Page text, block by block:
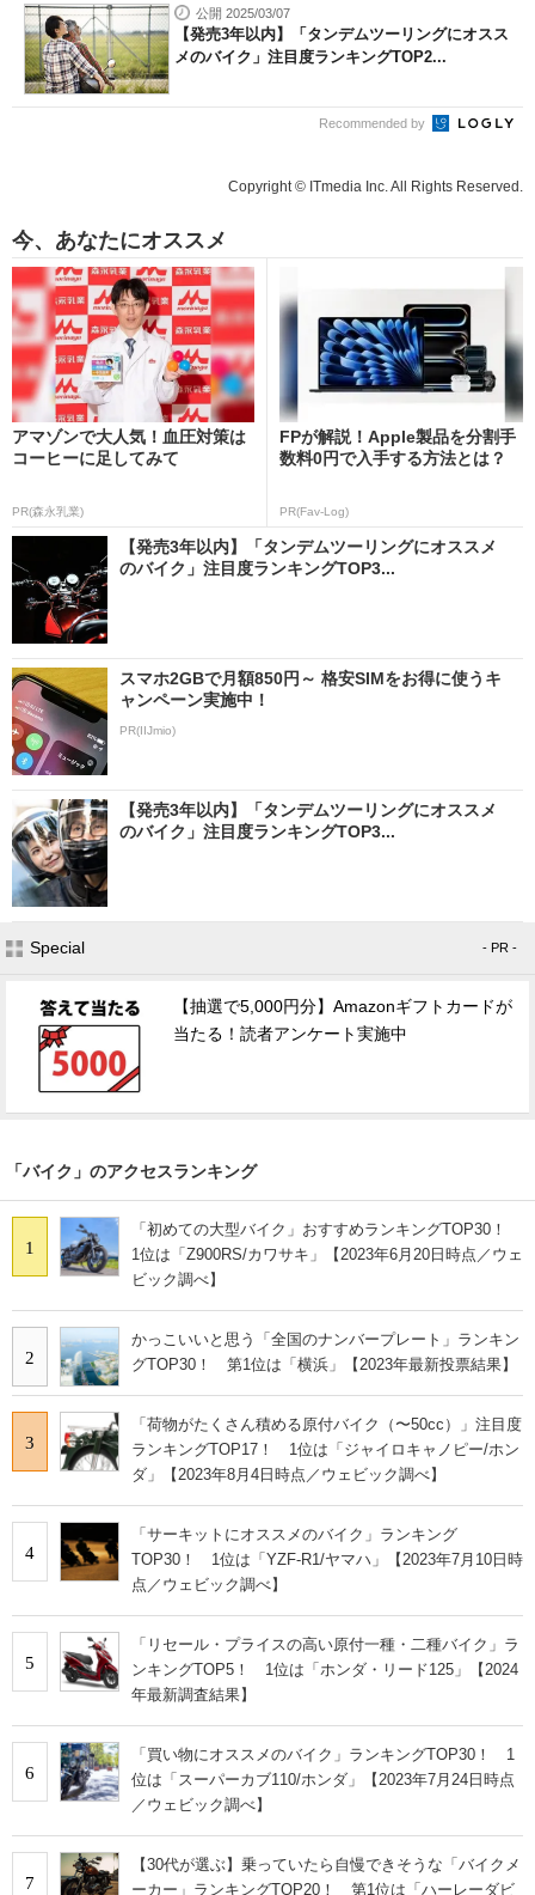
公開 2025/03/07
【発売3年以内】「タンデムツーリングにオスス
メのバイク」注目度ランキングTOP2...
Recommended by
Copyright © ITmedia Inc. All Rights Reserved.
今、あなたにオススメ
アマゾンで大人気！血圧対策は
コーヒーに足してみて
PR(森永乳業)
FPが解説！Apple製品を分割手
数料0円で入手する方法とは？
PR(Fav-Log)
【発売3年以内】「タンデムツーリングにオススメ
のバイク」注目度ランキングTOP3...
スマホ2GBで月額850円～ 格安SIMをお得に使うキ
ャンペーン実施中！
PR(IIJmio)
【発売3年以内】「タンデムツーリングにオススメ
のバイク」注目度ランキングTOP3...
Special - PR -
【抽選で5,000円分】Amazonギフトカードが
当たる！読者アンケート実施中
「バイク」のアクセスランキング
1
「初めての大型バイク」おすすめランキングTOP30！
1位は「Z900RS/カワサキ」【2023年6月20日時点／ウェ
ビック調べ】
2
かっこいいと思う「全国のナンバープレート」ランキン
グTOP30！ 第1位は「横浜」【2023年最新投票結果】
3
「荷物がたくさん積める原付バイク（〜50cc）」注目度
ランキングTOP17！ 1位は「ジャイロキャノピー/ホン
ダ」【2023年8月4日時点／ウェビック調べ】
4
「サーキットにオススメのバイク」ランキング
TOP30！ 1位は「YZF-R1/ヤマハ」【2023年7月10日時
点／ウェビック調べ】
5
「リセール・プライスの高い原付一種・二種バイク」ラ
ンキングTOP5！ 1位は「ホンダ・リード125」【2024
年最新調査結果】
6
「買い物にオススメのバイク」ランキングTOP30！ 1
位は「スーパーカブ110/ホンダ」【2023年7月24日時点
／ウェビック調べ】
7
【30代が選ぶ】乗っていたら自慢できそうな「バイクメ
ーカー」ランキングTOP20！ 第1位は「ハーレーダビ